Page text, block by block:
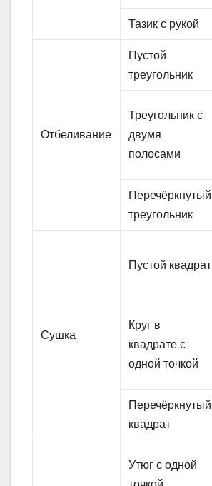
Тазик с рукой
Отбеливание
Пустой
треугольник
Треугольник с
двумя
полосами
Перечёркнутый
треугольник
Сушка
Пустой квадрат
Круг в
квадрате с
одной точкой
Перечёркнутый
квадрат
Утюг с одной